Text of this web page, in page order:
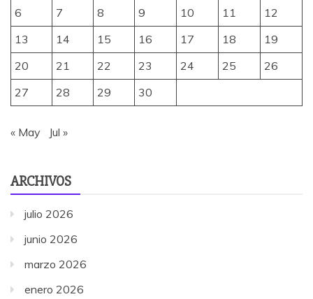
6 7 8 9 10 11
12
13
14 15 16 17 18
19
20
21 22 23 24 25
26
27
28 29 30
« May Jul »
ARCHIVOS
julio 2026
junio 2026
marzo 2026
enero 2026